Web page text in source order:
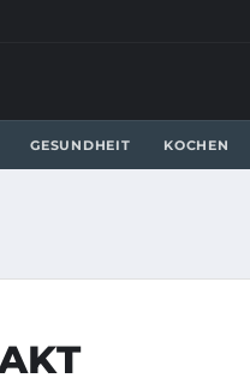
GESUNDHEIT KOCHEN